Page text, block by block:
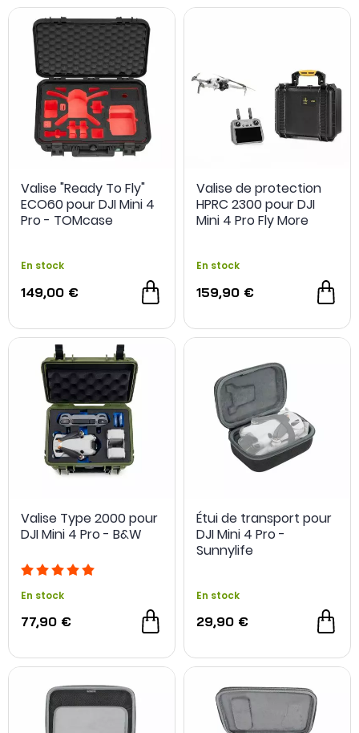
le must have en termes d’accessoirespour vous permettre
d’emmener votre DJI Mini 4 Pro dans tous vos
déplacements.
Valise "Ready To Fly"
ECO60 pour DJI Mini 4
Pro - TOMcase
En stock
149,00 €
Valise de protection
HPRC 2300 pour DJI
Mini 4 Pro Fly More
En stock
159,90 €
Valise Type 2000 pour
DJI Mini 4 Pro - B&W
En stock
77,90 €
Étui de transport pour
DJI Mini 4 Pro -
Sunnylife
En stock
29,90 €